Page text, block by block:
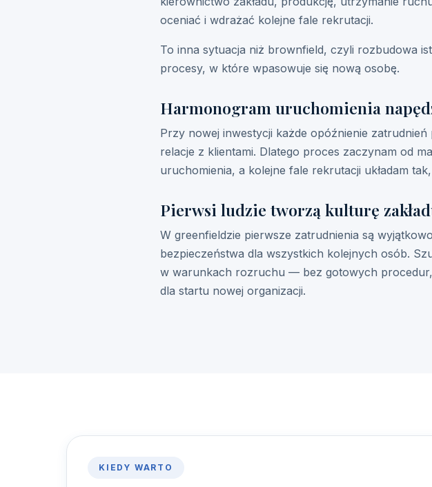
oceniać i wdrażać kolejne fale rekrutacji.
To inna sytuacja niż brownfield, czyli rozbudowa
procesy, w które wpasowuje się nową osobę.
Harmonogram uruchomienia
Przy nowej inwestycji każde opóźnienie
relacje z klientami. Dlatego proces zaczynam od
uruchomienia, a kolejne fale rekrutacji układam
Pierwsi ludzie tworzą kulturę
W greenfieldzie pierwsze zatrudnienia są
bezpieczeństwa dla wszystkich kolejnych osób.
w warunkach rozruchu — bez gotowych
dla startu nowej organizacji.
KIEDY WARTO